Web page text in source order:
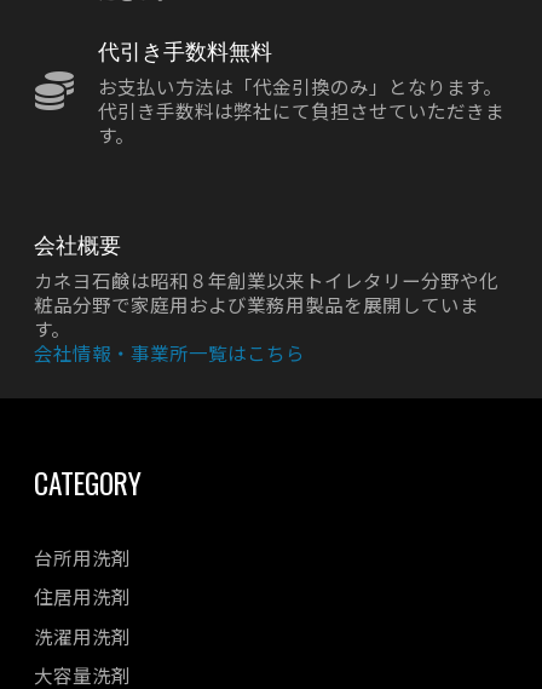
代引き手数料無料
お支払い方法は「代金引換のみ」となります。
代引き手数料は弊社にて負担させていただきま
す。
会社概要
カネヨ石鹸は昭和８年創業以来トイレタリー分野や化
粧品分野で家庭用および業務用製品を展開していま
す。
会社情報・事業所一覧はこちら
CATEGORY
台所用洗剤
住居用洗剤
洗濯用洗剤
大容量洗剤